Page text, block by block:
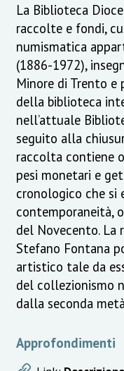
La Biblioteca
raccolte e fondi,
numismatica
(1886-1972),
Minore di Trento e
della biblioteca
nell’attuale
seguito alla
raccolta contiene
pesi monetari e
cronologico che si
contemporaneità,
del Novecento. La
Stefano Fontana
artistico tale da
del collezionismo
dalla seconda
Approfondimenti